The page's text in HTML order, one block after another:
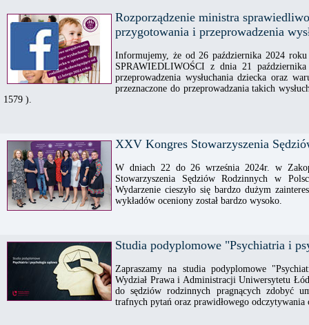
Rozporządzenie ministra
przygotowania i przeprowadzenia
Informujemy, że od 26 października 2024
SPRAWIEDLIWOŚCI z dnia 21
przeprowadzenia wysłuchania dziecka oraz
przeznaczone do przeprowadzania takich
1579 ).
XXV Kongres Stowarzyszenia
W dniach 22 do 26 września 2024r. w
Stowarzyszenia Sędziów Rodzinnych w
Wydarzenie cieszyło się bardzo dużym
wykładów oceniony został bardzo wysoko.
Studia podyplomowe "Psychiatria i
Zapraszamy na studia podyplomowe
Wydział Prawa i Administracji Uniwersytetu
do sędziów rodzinnych pragnących zdobyć
trafnych pytań oraz prawidłowego